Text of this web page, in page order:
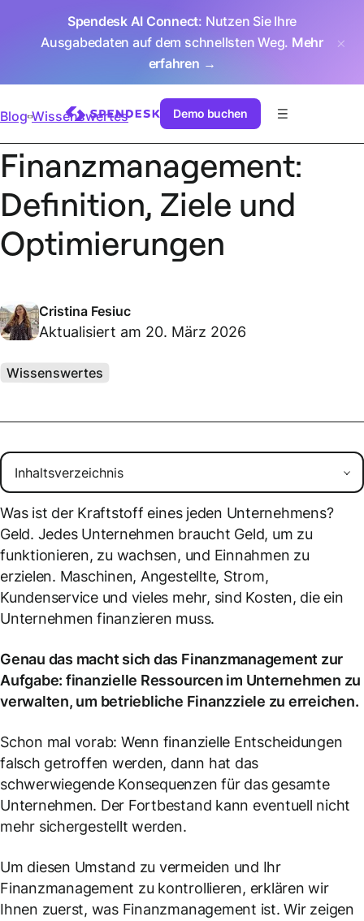
Spendesk AI Connect: Nutzen Sie Ihre
Ausgabedaten auf dem schnellsten Weg. Mehr
erfahren →
Demo buchen
Blog Wissenswertes
Finanzmanagement:
Definition, Ziele und
Optimierungen
Cristina Fesiuc
Aktualisiert am 20. März 2026
Wissenswertes
Was ist der Kraftstoff eines jeden Unternehmens?
Geld. Jedes Unternehmen braucht Geld, um zu
funktionieren, zu wachsen, und Einnahmen zu
erzielen. Maschinen, Angestellte, Strom,
Kundenservice und vieles mehr, sind Kosten, die ein
Unternehmen finanzieren muss.
Genau das macht sich das Finanzmanagement zur
Aufgabe: finanzielle Ressourcen im Unternehmen zu
verwalten, um betriebliche Finanzziele zu erreichen.
Schon mal vorab: Wenn finanzielle Entscheidungen
falsch getroffen werden, dann hat das
schwerwiegende Konsequenzen für das gesamte
Unternehmen. Der Fortbestand kann eventuell nicht
mehr sichergestellt werden.
Um diesen Umstand zu vermeiden und Ihr
Finanzmanagement zu kontrollieren, erklären wir
Ihnen zuerst, was Finanzmanagement ist. Wir zeigen